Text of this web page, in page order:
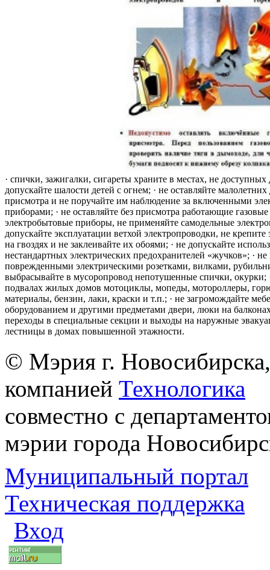
· спички, зажигалки, сигареты храните в местах, не доступных
допускайте шалости детей с огнем; · не оставляйте малолетних
присмотра и не поручайте им наблюдение за включенными
приборами; · не оставляйте без присмотра работающие
электробытовые приборы, не применяйте самодельные
допускайте эксплуатации ветхой электропроводки, не крепите
на гвоздях и не заклеивайте их обоями; · не допускайте
нестандартных электрических предохранителей «жучков»; · не
поврежденными электрическими розетками, вилками,
выбрасывайте в мусоропровод непотушенные спички, окурки;
подвалах жилых домов мотоциклы, мопеды, мотороллеры,
материалы, бензин, лаки, краски и т.п.; · не загромождайте
оборудованием и другими предметами двери, люки на
переходы в специальные секции и выходы на наружные
лестницы в домах повышенной этажности.
© Мэрия г.
компанией Технологика
совместно с
мэрии города
Муниципальный портал
Техническая поддержка
Вход